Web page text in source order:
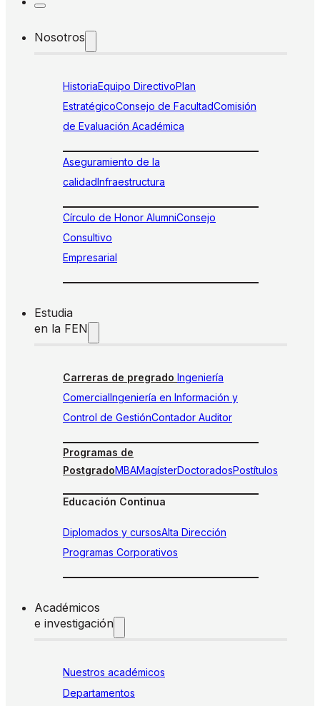
Nosotros
HistoriaEquipo DirectivoPlan
EstratégicoConsejo de FacultadComisión
de Evaluación Académica
Aseguramiento de la
calidadInfraestructura
Círculo de Honor AlumniConsejo
Consultivo
Empresarial
Estudia
en la FEN
Carreras de pregrado Ingeniería
ComercialIngeniería en Información y
Control de GestiónContador Auditor
Programas de
PostgradoMBAMagísterDoctoradosPostítulos
Educación Continua
Diplomados y cursosAlta Dirección
Programas Corporativos
Académicos
e investigación
Nuestros académicos
Departamentos